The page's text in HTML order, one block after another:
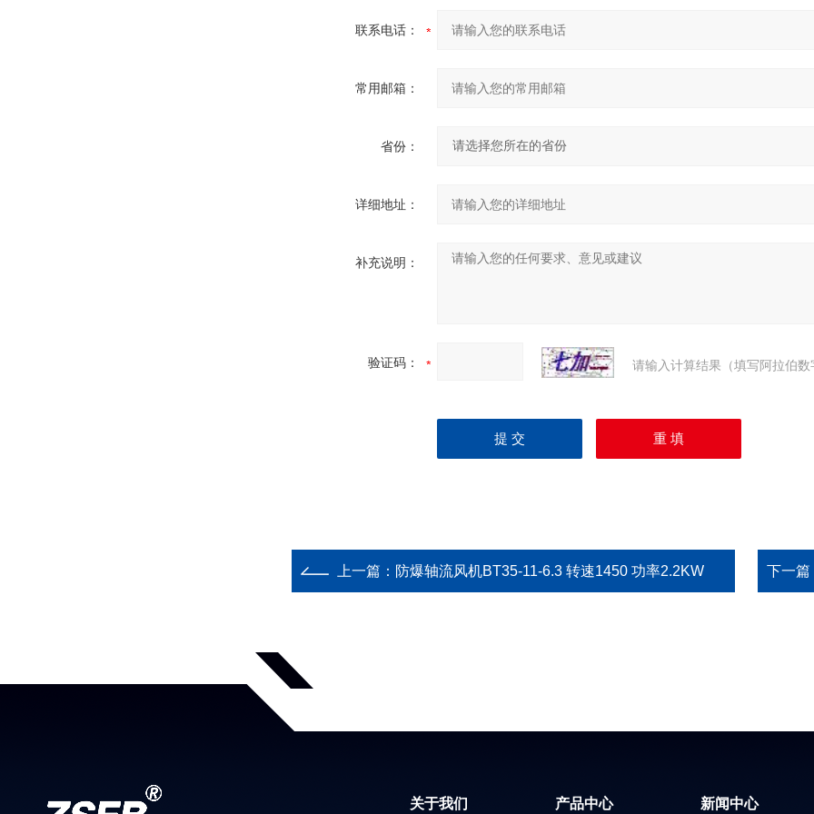
联系电话：
常用邮箱：
省份：
详细地址：
补充说明：
验证码： 请输入计算结果（填写阿拉伯
上一篇： 防爆轴流风机BT35-11-6.3 转速1450 功率2.2KW 下一篇
关于我们 产品中心 新闻中心